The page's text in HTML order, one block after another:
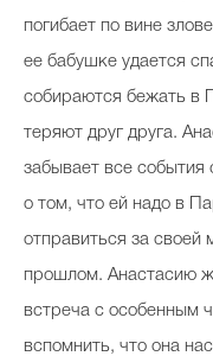
погибает по вине
ее бабушке удается
собираются бежать в
теряют друг друга.
забывает все события
о том, что ей надо в
отправиться за своей
прошлом. Анастасию
встреча с особенным
вспомнить, что она